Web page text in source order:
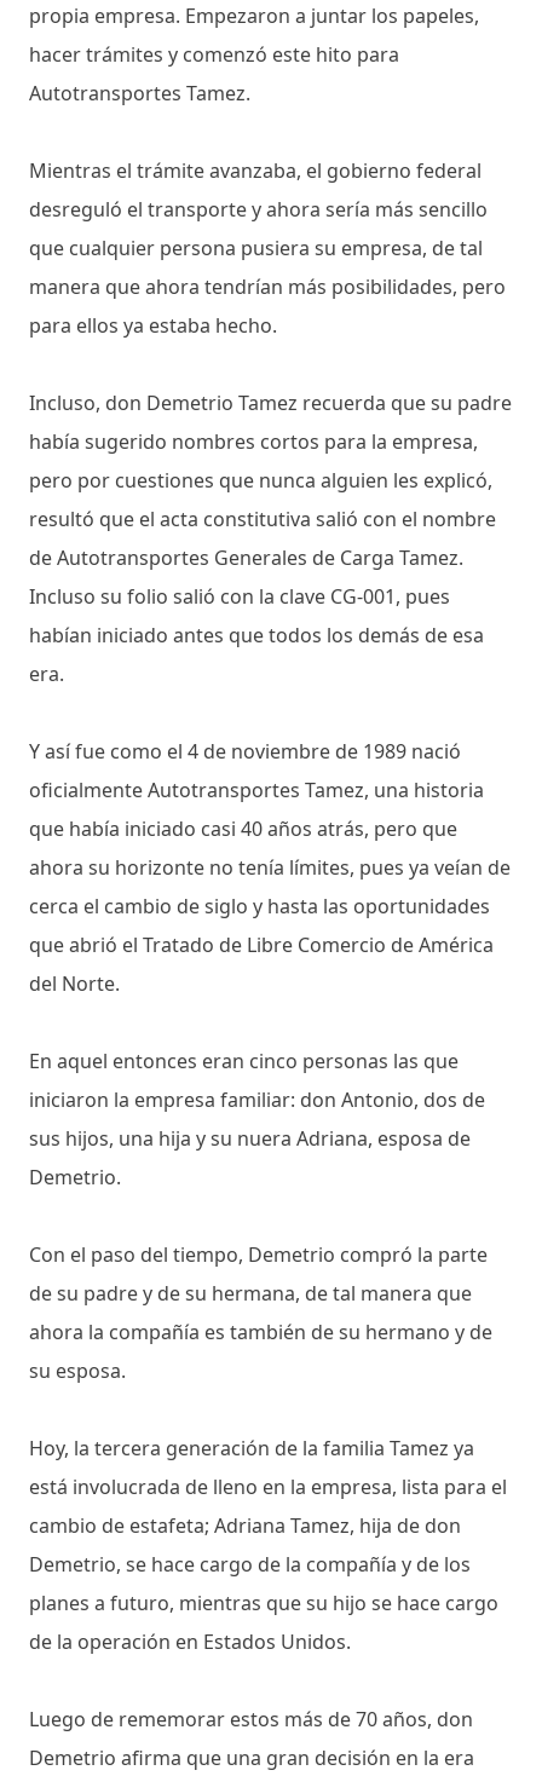
propia empresa. Empezaron a juntar los papeles,
hacer trámites y comenzó este hito para
Autotransportes Tamez.
Mientras el trámite avanzaba, el gobierno federal
desreguló el transporte y ahora sería más sencillo
que cualquier persona pusiera su empresa, de tal
manera que ahora tendrían más posibilidades, pero
para ellos ya estaba hecho.
Incluso, don Demetrio Tamez recuerda que su padre
había sugerido nombres cortos para la empresa,
pero por cuestiones que nunca alguien les explicó,
resultó que el acta constitutiva salió con el nombre
de Autotransportes Generales de Carga Tamez.
Incluso su folio salió con la clave CG-001, pues
habían iniciado antes que todos los demás de esa
era.
Y así fue como el 4 de noviembre de 1989 nació
oficialmente Autotransportes Tamez, una historia
que había iniciado casi 40 años atrás, pero que
ahora su horizonte no tenía límites, pues ya veían de
cerca el cambio de siglo y hasta las oportunidades
que abrió el Tratado de Libre Comercio de América
del Norte.
En aquel entonces eran cinco personas las que
iniciaron la empresa familiar: don Antonio, dos de
sus hijos, una hija y su nuera Adriana, esposa de
Demetrio.
Con el paso del tiempo, Demetrio compró la parte
de su padre y de su hermana, de tal manera que
ahora la compañía es también de su hermano y de
su esposa.
Hoy, la tercera generación de la familia Tamez ya
está involucrada de lleno en la empresa, lista para el
cambio de estafeta; Adriana Tamez, hija de don
Demetrio, se hace cargo de la compañía y de los
planes a futuro, mientras que su hijo se hace cargo
de la operación en Estados Unidos.
Luego de rememorar estos más de 70 años, don
Demetrio afirma que una gran decisión en la era